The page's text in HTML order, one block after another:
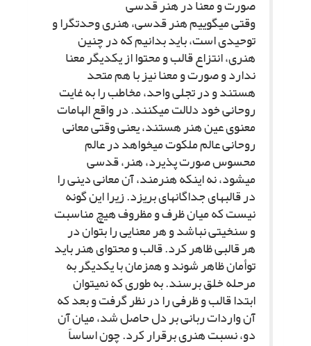
صورت و معنا در هنر قدسى‏
وقتى مى‏گوییم هنر قدسى، هنرى وحدت‏گرا و
توحیدى است، باید بدانیم که در چنین
هنرى، انتزاع قالب و محتوا از یکدیگر معنا
ندارد و صورت و معنا نیز با هم متحد
هستند و در تجلى واحد، مخاطب را به غایت
روحانى خود دلالت مى‏کنند. در واقع الهامات
معنوى عین هنر هستند، یعنى وقتى معانى
روحانى عالم ملکوت مى‏خواهد در عالم
محسوس صورت پذیرد، هنر، قدسى
مى‏شود، نه اینکه هنرمند، آن معانى دینى را
در قالب‏هاى جداگانه‏اى بریزد. زیرا این گونه
نیست که میان ظرف و مظروف هیچ مناسبت
و سنخیتى نباشد و هر معنایى را بتوان در
هر قالبى ظاهر کرد. قالب و محتواى هنر باید
توأمان ظاهر شوند و همزمان با یکدیگر به
مرحله خلق برسند. به طورى که نمى‏توان
ابتدا قالب و ظرفى را در نظر گرفت و بعد که
آن واردات ربانى بر دل حاصل شد، میان آن
دو، نسبت هنرى برقرار کرد. چون اساساً